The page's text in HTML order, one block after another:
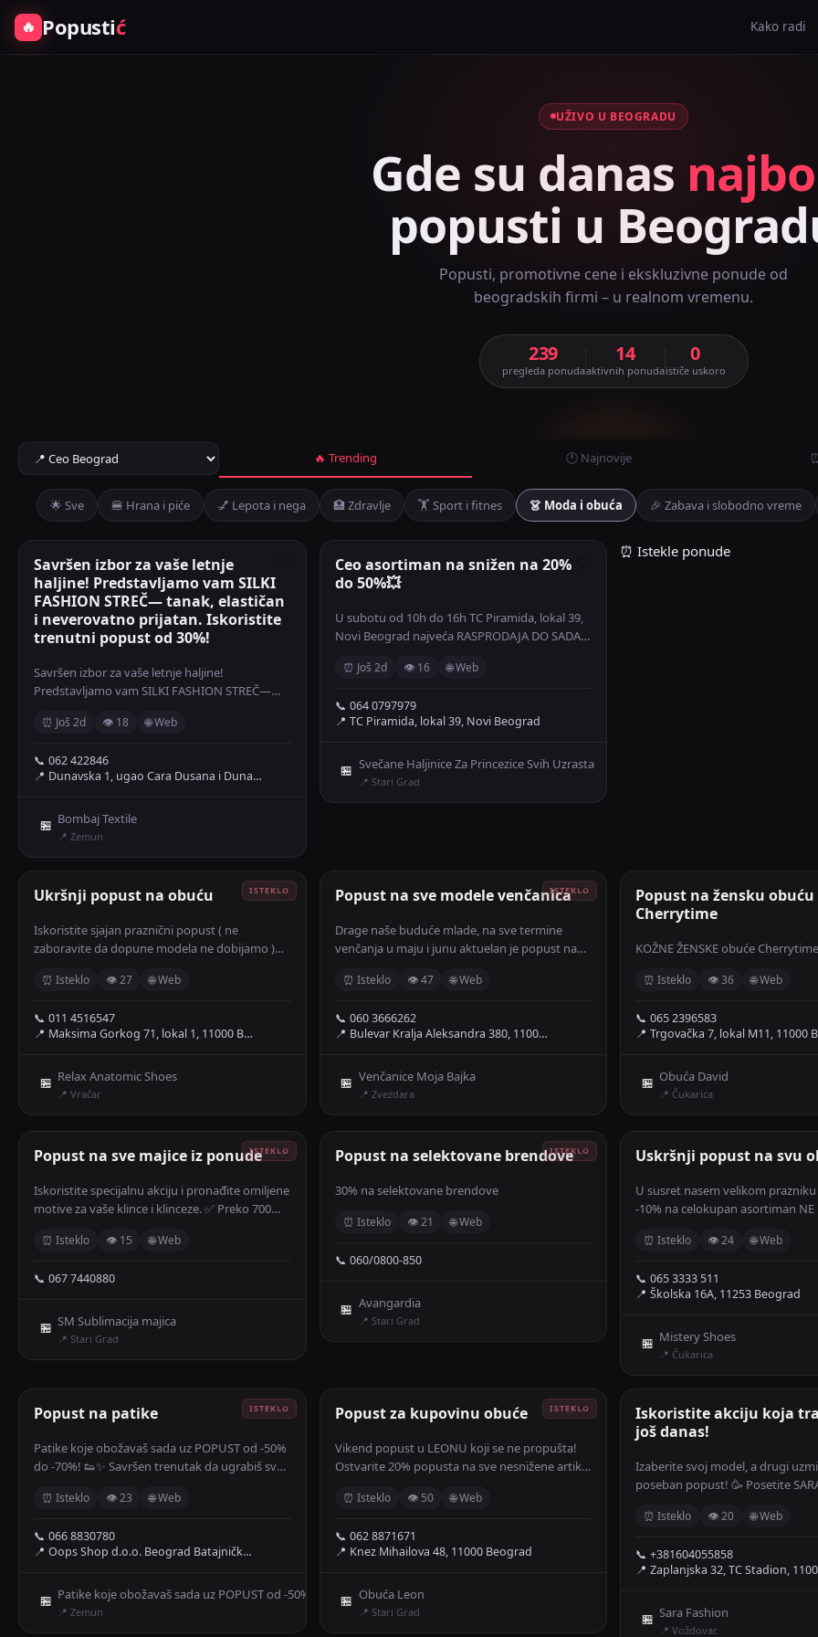
🔥 Popustić Kako radi
UŽIVO U BEOGRADU
Gde su danas
popusti u
Popusti, promotivne cene i ekskluzivne ponude od
beogradskih firmi – u realnom vremenu.
239
pregleda ponuda
14
aktivnih ponuda
0
ističe uskoro
🔥 Trending 🕐 Najnovije
🌟 Sve 🍔 Hrana i piće 💅 Lepota i nega 🏥 Zdravlje 🏋️ Sport i fitnes 👗 Moda i obuća 🎉 Zabava i slobodno vreme
​Savršen izbor za vaše letnje
haljine! Predstavljamo vam SILKI
FASHION STREČ— tanak, elastičan
i neverovatno prijatan. Iskoristite
trenutni popust od 30%!
​Savršen izbor za vaše letnje haljine!
Predstavljamo vam SILKI FASHION STREČ—
Iskoristite trenutni popust od 30%! 1.950
din./m
⏰ Još 2d 👁 18 🌐 Web
📞 062 422846
📍 Dunavska 1, ugao Cara Dusana i Duna…
🏪 Bombaj Textile
📍 Zemun
Ceo asortiman na snižen na 20%
do 50%💥
U subotu od 10h do 16h TC Piramida, lokal 39,
Novi Beograd najveća RASPRODAJA DO SADA
💥 Svečane haljinice, igračke, odeća za de
⏰ Još 2d 👁 16 🌐 Web
📞 064 0797979
📍 TC Piramida, lokal 39, Novi Beograd
🏪 Svečane Haljinice Za Princezice Svih Uzrasta
📍 Stari Grad
⏰ Istekle ponude
Ukršnji popust na obuću 🤍
Iskoristite sjajan praznični popust ( ne
zaboravite da dopune modela ne dobijamo )🎉
kolekcije, od broja 37 do 42, čekaju vas u
⏰ Isteklo 👁 27 🌐 Web
📞 011 4516547
📍 Maksima Gorkog 71, lokal 1, 11000 B…
🏪 Relax Anatomic Shoes
📍 Vračar
Popust na sve modele venčanica 🤍
Drage naše buduće mlade, na sve termine
venčanja u maju i junu aktuelan je popust na
i na ave termine venčanja u toku posta 😍
⏰ Isteklo 👁 47 🌐 Web
📞 060 3666262
📍 Bulevar Kralja Aleksandra 380, 1100…
🏪 Venčanice Moja Bajka
📍 Zvezdara
Popust na žensku obuću
Cherrytime
KOŽNE ŽENSKE obuće Cherrytime
⏰ Isteklo 👁 36 🌐 Web
📞 065 2396583
📍 Trgovačka 7, lokal M11, 11000
🏪 Obuća David
📍 Čukarica
Popust na sve majice iz ponude 🤍
Iskoristite specijalnu akciju i pronađite omiljene
motive za vaše klince i klinceze. ✅ Preko 700
Roblox, Six Seven i mnogi drugi ✅ Veličine od 4
⏰ Isteklo 👁 15 🌐 Web
📞 067 7440880
🏪 SM Sublimacija majica
📍 Stari Grad
Popust na selektovane brendove🤍
30% na selektovane brendove
⏰ Isteklo 👁 21 🌐 Web
📞 060/0800-850
🏪 Avangardia
📍 Stari Grad
Uskršnji popust na svu
U susret nasem velikom prazniku
-10% na celokupan asortiman NE
⏰ Isteklo 👁 24 🌐 Web
📞 065 3333 511
📍 Školska 16A, 11253 Beograd
🏪 Mistery Shoes
📍 Čukarica
Popust na patike 🤍
Patike koje obožavaš sada uz POPUST od -50%
do -70%! 👟✨ Savršen trenutak da ugrabiš svoj
zalihe su ograničene! ⏳
⏰ Isteklo 👁 23 🌐 Web
📞 066 8830780
📍 Oops Shop d.o.o. Beograd Batajničk…
🏪 Patike koje obožavaš sada uz POPUST od -50% do -70%! 👟✨ Savršen trenutak da ugrabiš svoj omiljeni par po neverovatnim cenama! Požuri,
📍 Zemun
Popust za kupovinu obuće 🤍
Vikend popust u LEONU koji se ne propušta!
Ostvarite 20% popusta na sve nesnižene artikle
petak 11, subotu 12, i ponedeljak 13. aprila.
⏰ Isteklo 👁 50 🌐 Web
📞 062 8871671
📍 Knez Mihailova 48, 11000 Beograd
🏪 Obuća Leon
📍 Stari Grad
Iskoristite akciju koja
još danas!
Izaberite svoj model, a drugi
poseban popust! 🥳 Posetite
⏰ Isteklo 👁 20 🌐 Web
📞 +381604055858
📍 Zaplanjska 32, TC Stadion,
🏪 Sara Fashion
📍 Voždovac